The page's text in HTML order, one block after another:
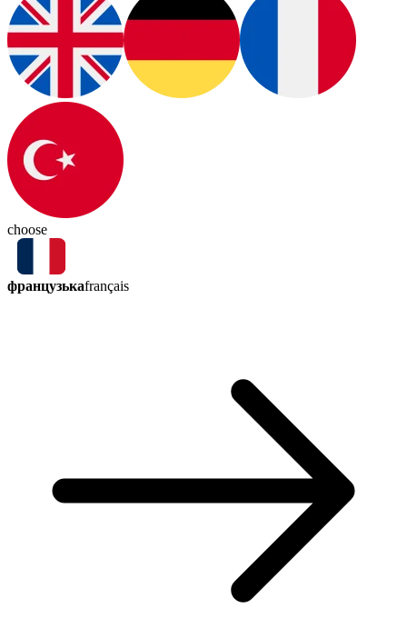
choose
французькаfrançais